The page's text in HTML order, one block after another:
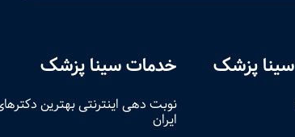
پزشک خدمات سینا پزشک
نوبت‌ دهی اینترنتی بهترین
ایران